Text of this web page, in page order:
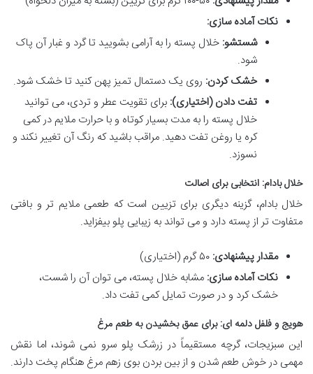
نکات آماده سازی:
شستشو: خلال پسته را به آرامی بشویید تا گرد و غبار آن پاک
شود.
خشک کردن: روی یک دستمال تمیز پهن کنید تا خشک شود.
تفت دادن (اختیاری): برای تقویت عطر و تردی، می توانید
خلال پسته را به مدت بسیار کوتاه و با حرارت ملایم در کمی
کره یا روغن تفت دهید. مراقب باشید که رنگ آن تغییر نکند و
نسوزد.
خلال بادام: انتخابی برای اصالت
خلال بادام، گزینه دیگری برای تزیین است که طعمی ملایم تر و بافتی
متفاوت تر از پسته دارد و می تواند به زیبایی پلو بیفزاید.
مقدار پیشنهادی:
نکات آماده سازی: مشابه خلال پسته، می توان آن را شست،
خشک کرد و در صورت تمایل کمی تفت داد.
هویج و فلفل دلمه ای: برای عمق بخشیدن به طعم مرغ
این سبزیجات، گرچه مستقیماً در زرشک پلو سرو نمی شوند، اما نقش
مهمی در خوش طعم شدن و از بین بردن بوی زهم مرغ هنگام پخت دارند.